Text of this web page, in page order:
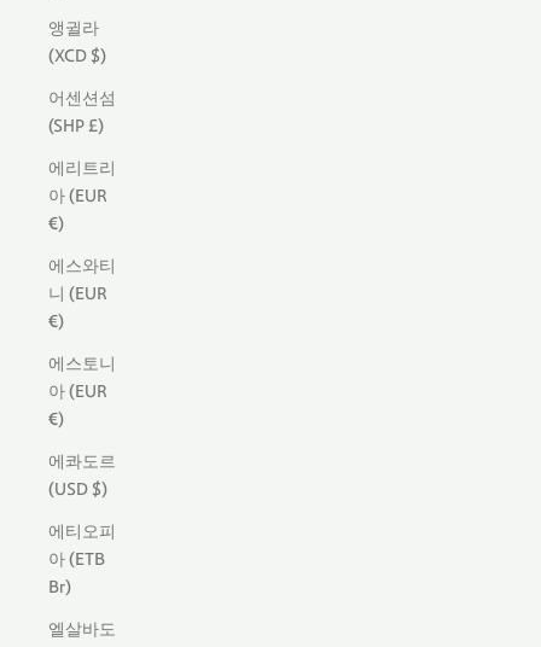
앵귈라
(XCD $)
어센션섬
(SHP £)
에리트리
아 (EUR
€)
에스와티
니 (EUR
€)
에스토니
아 (EUR
€)
에콰도르
(USD $)
에티오피
아 (ETB
Br)
엘살바도